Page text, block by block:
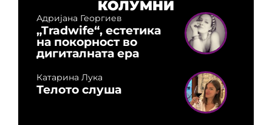
КОЛУМНИ
Адријана Георгиев
„Tradwife“, естетика
на покорност во
дигиталната ера
Катарина Лука
Телото слуша